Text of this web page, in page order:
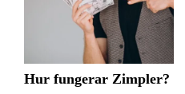
Hur fungerar Zimpler?